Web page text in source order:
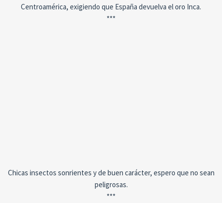
Centroamérica, exigiendo que España devuelva el oro Inca.
***
Chicas insectos sonrientes y de buen carácter, espero que no sean
peligrosas.
***